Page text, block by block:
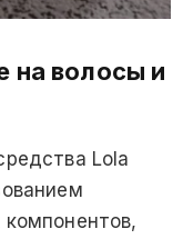
на волосы и
Lola